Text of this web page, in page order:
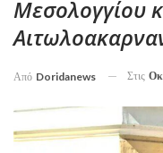
Μεσολογγίου
Από Doridanews Στις